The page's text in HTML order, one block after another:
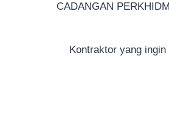
CADANGAN
Kontraktor yang